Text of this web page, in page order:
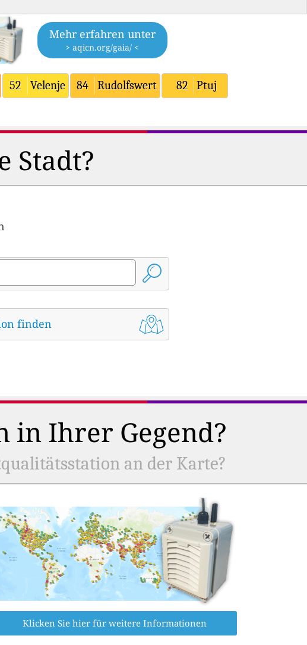
Mehr erfahren unter
> aqicn.org/gaia/ <
52 Velenje 84 Rudolfswert 82 Ptuj
Stadt?
finden
in Ihrer Gegend?
an der Karte?
Klicken Sie hier für weitere Informationen